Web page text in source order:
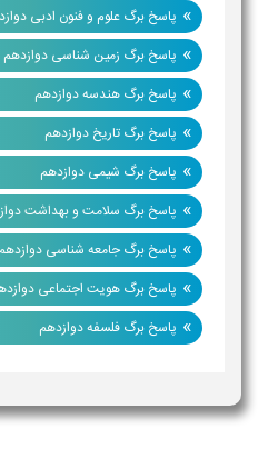
»پاسخ برگ علوم و فنون ادبی دوازدهم
»پاسخ برگ زمین شناسی دوازدهم
»پاسخ برگ هندسه دوازدهم
»پاسخ برگ تاریخ دوازدهم
»پاسخ برگ شیمی دوازدهم
»پاسخ برگ سلامت و بهداشت دوازدهم
»پاسخ برگ جامعه شناسی دوازدهم
»پاسخ برگ هویت اجتماعی دوازدهم
»پاسخ برگ فلسفه دوازدهم